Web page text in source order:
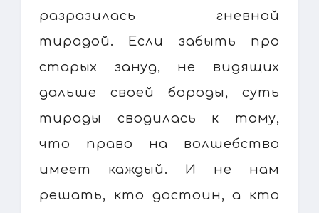
разразилась гневной
тирадой. Если забыть про
старых зануд, не видящих
дальше своей бороды, суть
тирады сводилась к тому,
что право на волшебство
имеет каждый. И не нам
решать, кто достоин, а кто